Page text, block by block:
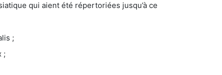
qui aient été répertoriées jusqu’à ce
;
;